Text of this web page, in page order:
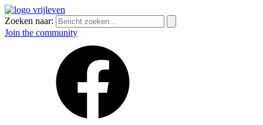
Zoeken naar:
Join the community